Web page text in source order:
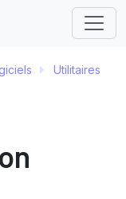
Utilitaires